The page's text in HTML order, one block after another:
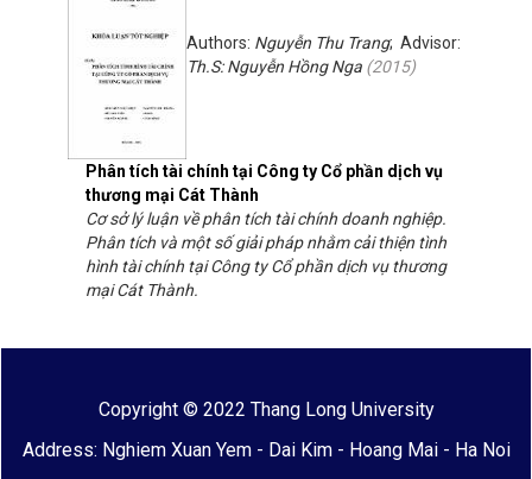
Phân tích tài chính tại Công ty Cổ phần dịch vụ
thương mại Cát Thành
Authors: Nguyễn Thu Trang; Advisor:
Th.S: Nguyễn Hồng Nga (2015)
Cơ sở lý luận về phân tích tài chính doanh nghiệp.
Phân tích và một số giải pháp nhằm cải thiện tình
hình tài chính tại Công ty Cổ phần dịch vụ thương
mại Cát Thành.
Copyright © 2022 Thang Long University
Address: Nghiem Xuan Yem - Dai Kim - Hoang Mai - Ha Noi